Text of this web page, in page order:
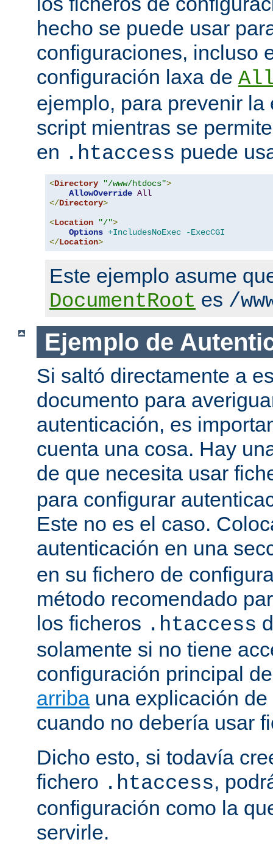
hecho se puede usar
configuraciones, incluso
configuración laxa de
ejemplo, para prevenir la
script mientras se
en .htaccess puede
<Directory "/www/htdocs">
AllowOverride All
</Directory>
<Location "/">
Options +IncludesNoExec
-ExecCGI
</Location>
Este ejemplo asume
DocumentRoot es /
Ejemplo de
Si saltó directamente a
documento para
autenticación, es
cuenta una cosa. Hay
de que necesita usar
para configurar
Este no es el caso.
autenticación en una
en su fichero de
método recomendado
los ficheros .htaccess
solamente si no tiene
configuración principal
arriba una explicación
cuando no debería usar
Dicho esto, si todavía
fichero .htaccess,
configuración como la
servirle.